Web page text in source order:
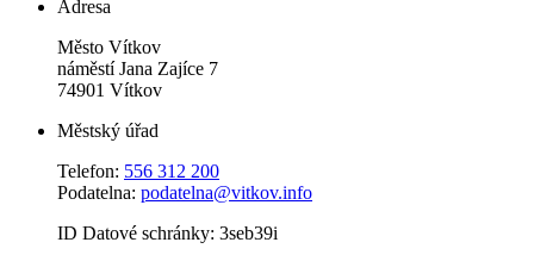
Adresa
Město Vítkov
náměstí Jana Zajíce 7
74901 Vítkov
Městský úřad
Telefon: 556 312 200
Podatelna: podatelna@vitkov.info
ID Datové schránky: 3seb39i